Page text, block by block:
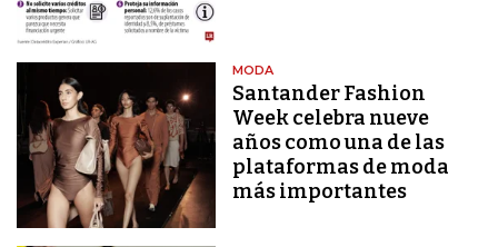
MODA
Santander Fashion
Week celebra nueve
años como una de las
plataformas de moda
más importantes